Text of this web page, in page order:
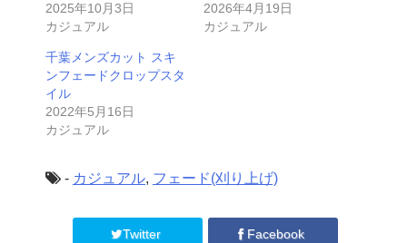
2025年10月3日
カジュアル
2026年4月19日
カジュアル
千葉メンズカット スキ
ンフェードクロップスタ
イル
2022年5月16日
カジュアル
- カジュアル, フェード(刈り上げ)
Twitter Facebook